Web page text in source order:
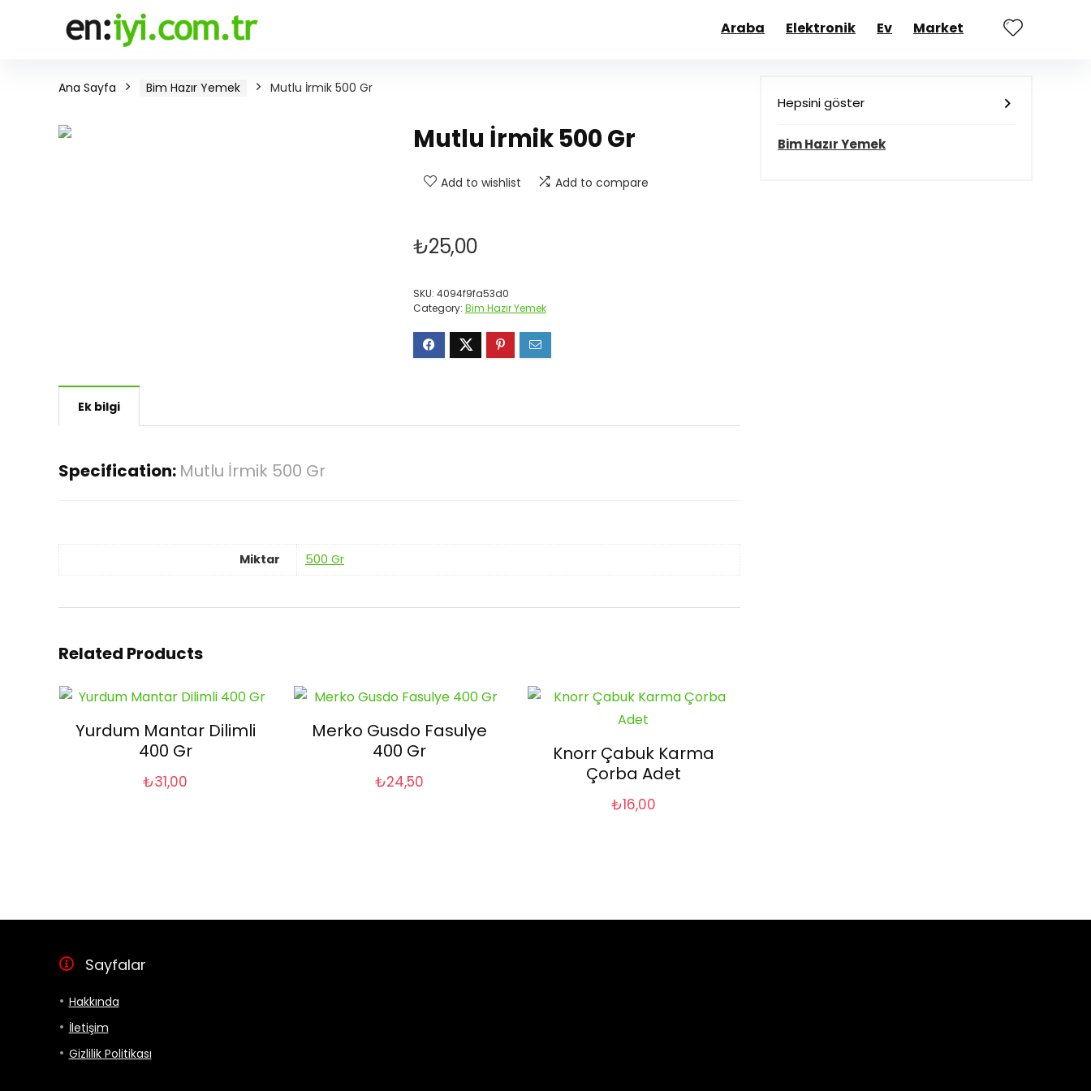
Araba Elektronik Ev Market
Ana Sayfa Bim Hazır Yemek Mutlu İrmik 500 Gr
Mutlu İrmik 500 Gr
Add to wishlist Add to compare
₺25,00
SKU: 4094f9fa53d0
Category: Bim Hazır Yemek
Ek bilgi
Specification: Mutlu İrmik 500 Gr
Miktar 500 Gr
Related Products
Yurdum Mantar Dilimli
400 Gr
₺31,00
Merko Gusdo Fasulye
400 Gr
₺24,50
Knorr Çabuk Karma
Çorba Adet
₺16,00
Hepsini göster
Bim Hazır Yemek
Sayfalar
Hakkında
İletişim
Gizlilik Politikası